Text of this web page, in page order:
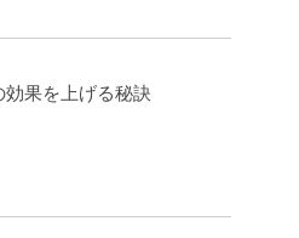
果を上げる秘訣